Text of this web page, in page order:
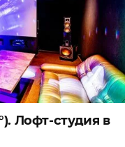
Лофт-студия в